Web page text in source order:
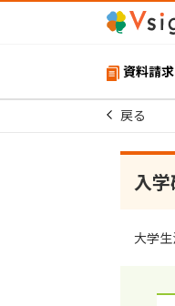
資料請求
戻る
⼊
⼤学⽣